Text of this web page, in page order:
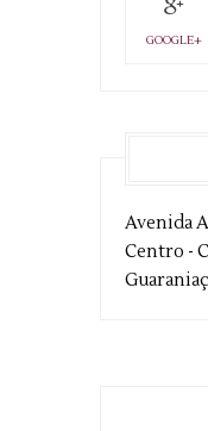
GOOGLE+
Avenida
Centro -